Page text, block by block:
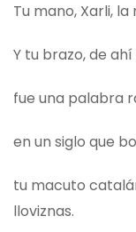
Tu mano, Xarli,
Y tu brazo, de
fue una palabra
en un siglo que
tu macuto
lloviznas.